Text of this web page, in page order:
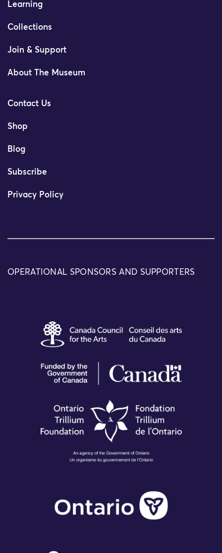
Learning
Collections
Join & Support
About The Museum
Contact Us
Shop
Blog
Subscribe
Privacy Policy
OPERATIONAL SPONSORS AND SUPPORTERS